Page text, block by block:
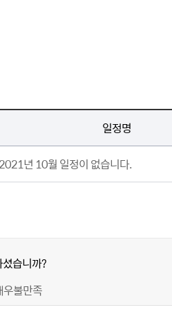
일정명
년 10월 일정이 없습니다.
습니까?
우불만족